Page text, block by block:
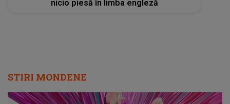
nicio piesă în limba engleză
STIRI MONDENE